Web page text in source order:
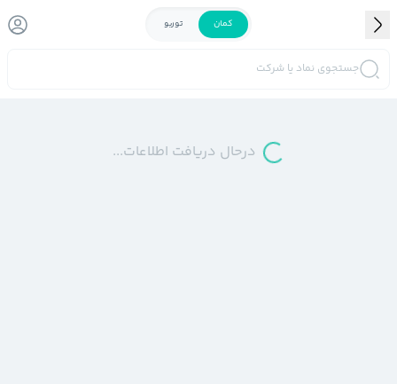
کمان توربو
جستجوی نماد یا شرکت
درحال دریافت اطلاعات...